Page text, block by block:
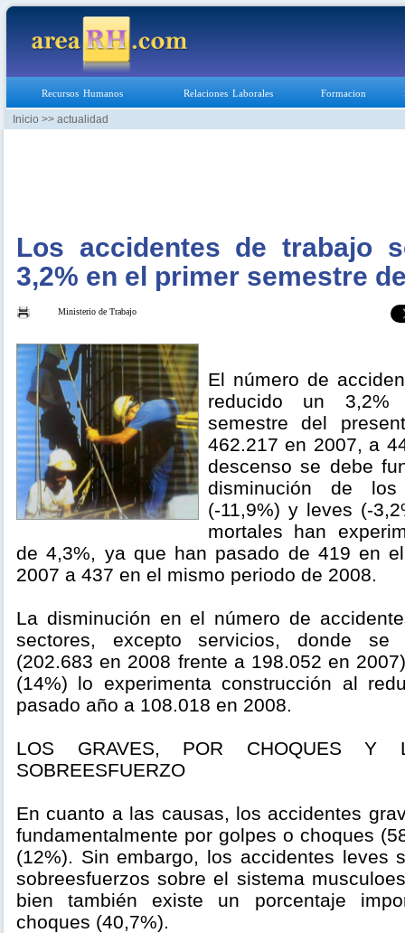
Recursos Humanos Relaciones Laborales Formacion
Inicio >> actualidad
Los accidentes de trabajo
3,2% en el primer semestre
Ministerio de Trabajo
El número de
reducido un
semestre del
462.217 en 2007, a
descenso se debe
disminución de los
(-11,9%) y leves (-
mortales han
de 4,3%, ya que han pasado de 419 en
2007 a 437 en el mismo periodo de 2008.
La disminución en el número de
sectores, excepto servicios, donde se
(202.683 en 2008 frente a 198.052 en
(14%) lo experimenta construcción al
pasado año a 108.018 en 2008.
LOS GRAVES, POR CHOQUES Y
SOBREESFUERZO
En cuanto a las causas, los accidentes
fundamentalmente por golpes o choques
(12%). Sin embargo, los accidentes leves
sobreesfuerzos sobre el sistema
bien también existe un porcentaje
choques (40,7%).